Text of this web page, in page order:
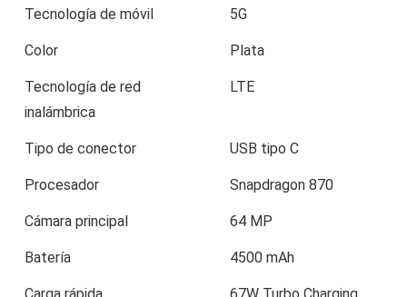
Tecnología de móvil 5G
Color Plata
Tecnología de red
inalámbrica
LTE
Tipo de conector USB tipo C
Procesador Snapdragon 870
Cámara principal 64 MP
Batería 4500 mAh